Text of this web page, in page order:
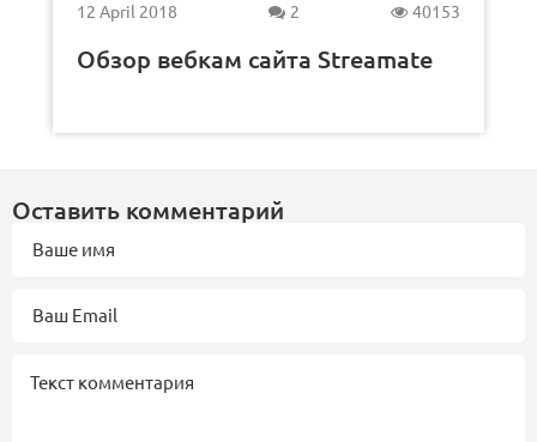
12 April 2018 2 40153
Обзор вебкам сайта Streamate
Оставить комментарий